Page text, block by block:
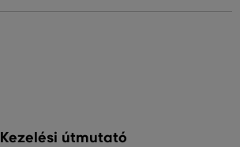
Kezelési útmutató